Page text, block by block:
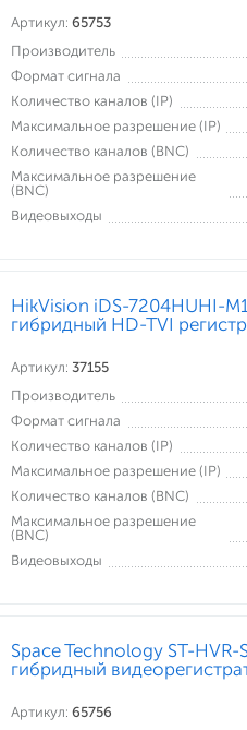
Артикул: 65753
Производитель
Формат сигнала
Количество каналов (IP)
Максимальное разрешение (IP)
Количество каналов (BNC)
Максимальное разрешение
(BNC)
Видеовыходы
HikVision iDS-7204HUHI-
гибридный HD-TVI
Артикул: 37155
Производитель
Формат сигнала
Количество каналов (IP)
Максимальное разрешение (IP)
Количество каналов (BNC)
Максимальное разрешение
(BNC)
Видеовыходы
Space Technology ST-
гибридный
Артикул: 65756